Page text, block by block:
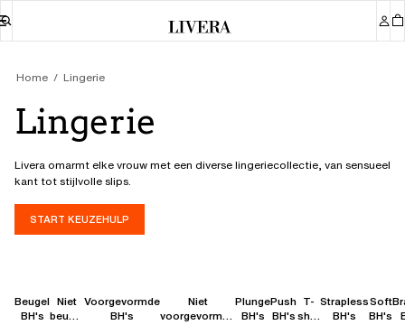
Home Lingerie
Lingerie
Livera omarmt elke vrouw met een diverse lingeriecollectie, van sensueel
kant tot stijlvolle slips.
START KEUZEHULP
Beugel
BH's
Niet
beugel
Voorgevormde
BH's
Niet
voorgevormde
Plunge
BH's
Push
BH's
T-
shirt
Strapless
BH's
Soft
BH's